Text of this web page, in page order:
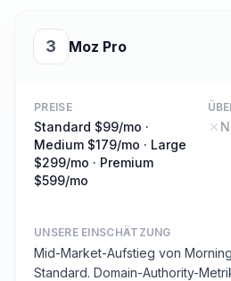
3 Moz Pro
PREISE
Standard $99/mo ·
Medium $179/mo · Large
$299/mo · Premium
$599/mo
UNSERE EINSCHÄTZUNG
Mid-Market-Aufstieg von
Standard. Domain-Authority-